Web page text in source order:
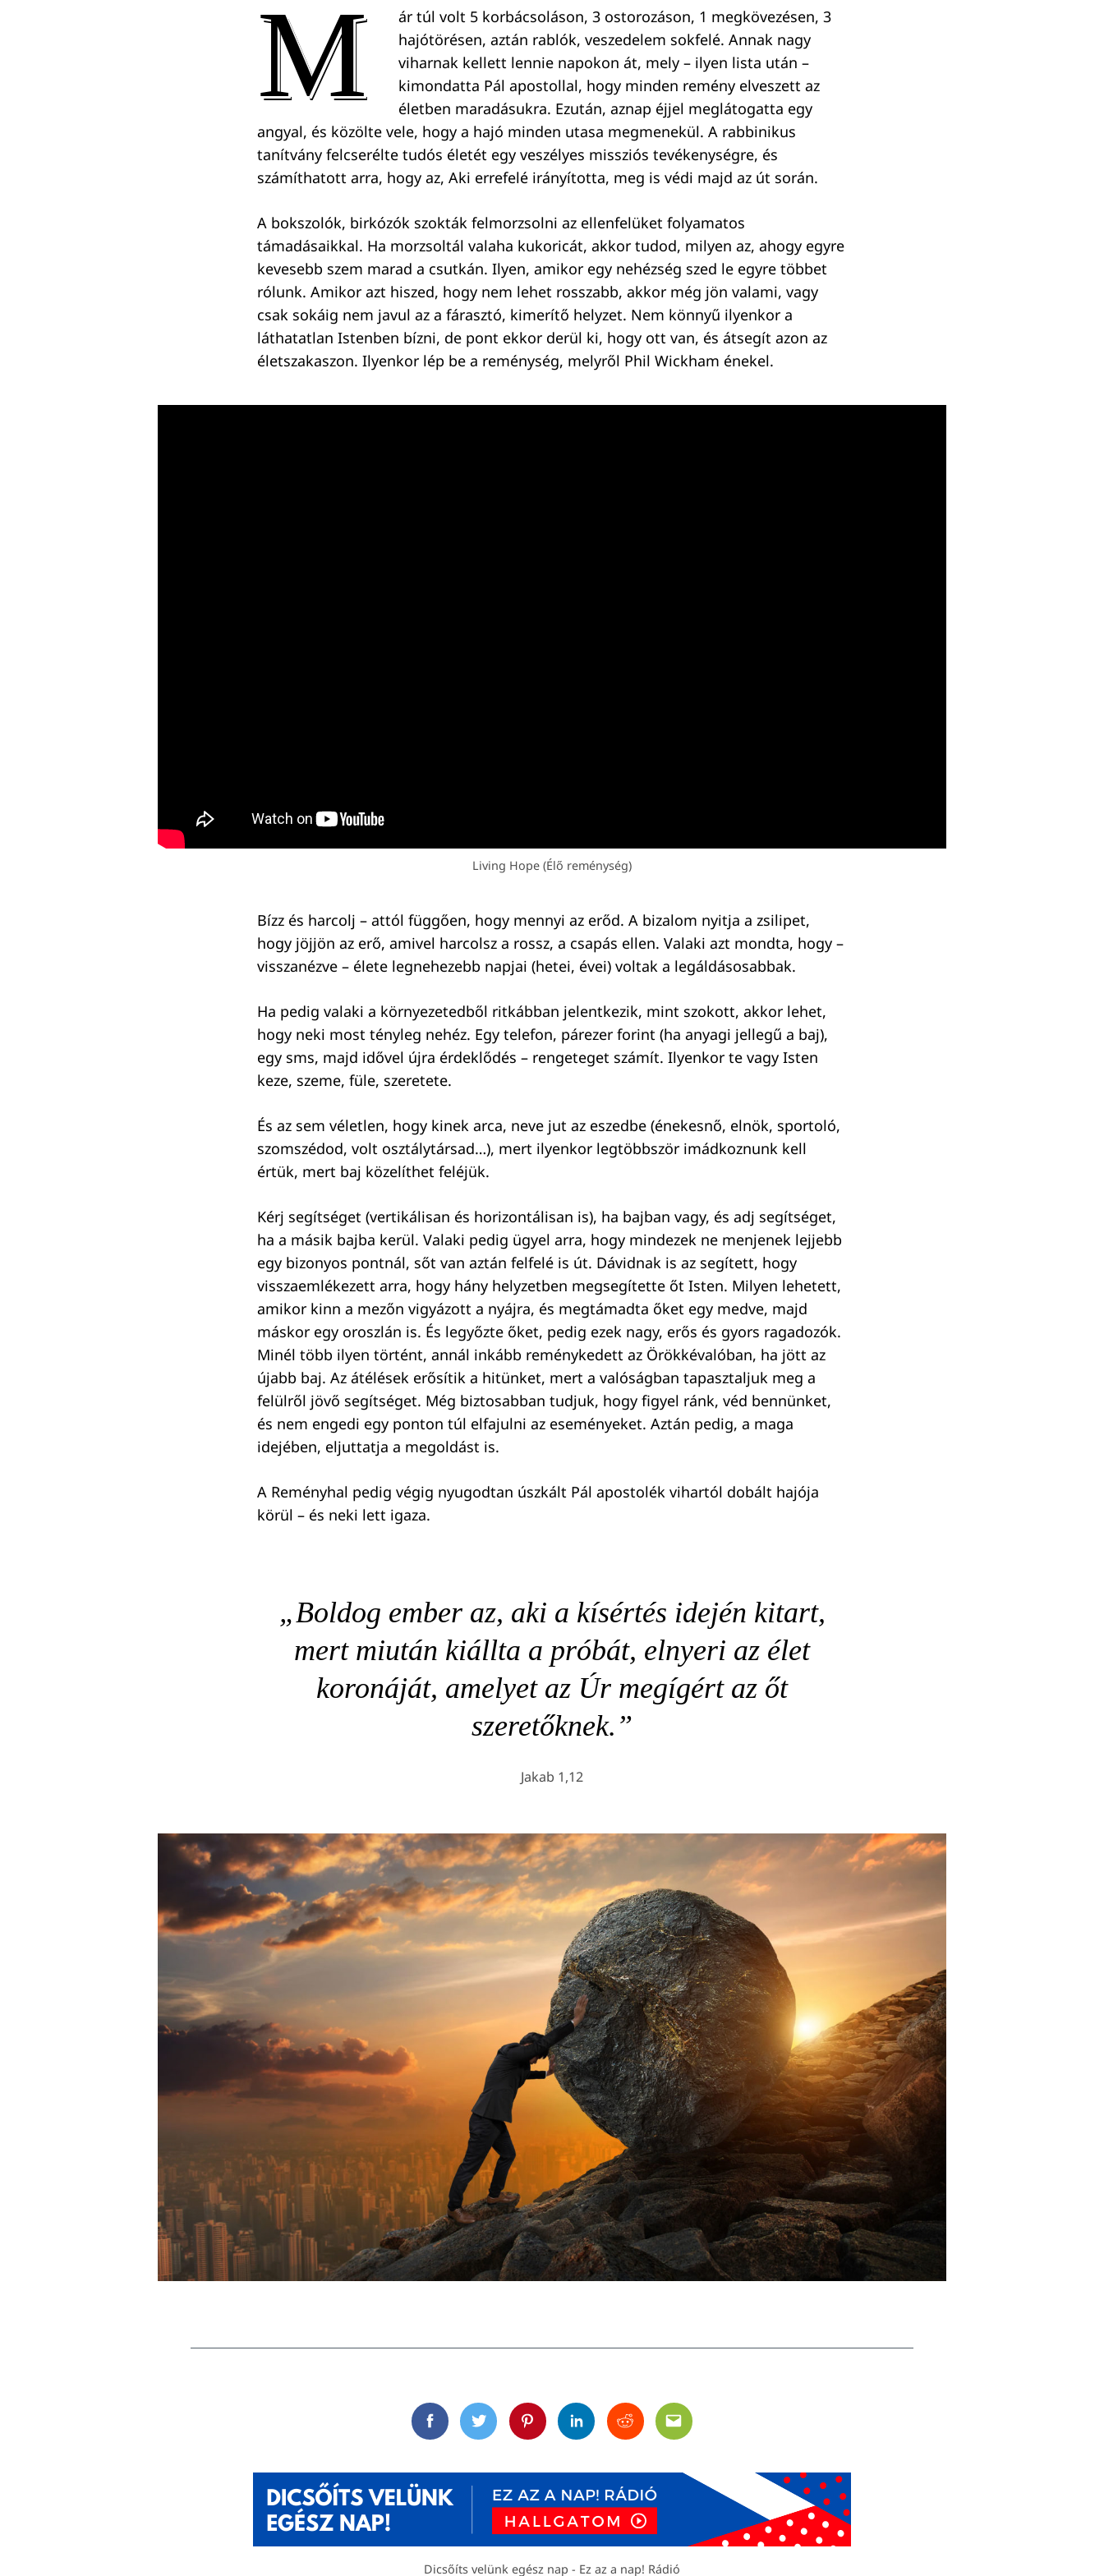
M
ár túl volt 5 korbácsoláson, 3 ostorozáson, 1 megkövezésen, 3
hajótörésen, aztán rablók, veszedelem sokfelé. Annak nagy
viharnak kellett lennie napokon át, mely – ilyen lista után –
kimondatta Pál apostollal, hogy minden remény elveszett az
életben maradásukra. Ezután, aznap éjjel meglátogatta egy
angyal, és közölte vele, hogy a hajó minden utasa megmenekül. A rabbinikus
tanítvány felcserélte tudós életét egy veszélyes missziós tevékenységre, és
számíthatott arra, hogy az, Aki errefelé irányította, meg is védi majd az út során.
A bokszolók, birkózók szokták felmorzsolni az ellenfelüket folyamatos
támadásaikkal. Ha morzsoltál valaha kukoricát, akkor tudod, milyen az, ahogy egyre
kevesebb szem marad a csutkán. Ilyen, amikor egy nehézség szed le egyre többet
rólunk. Amikor azt hiszed, hogy nem lehet rosszabb, akkor még jön valami, vagy
csak sokáig nem javul az a fárasztó, kimerítő helyzet. Nem könnyű ilyenkor a
láthatatlan Istenben bízni, de pont ekkor derül ki, hogy ott van, és átsegít azon az
életszakaszon. Ilyenkor lép be a reménység, melyről Phil Wickham énekel.
Living Hope (Élő reménység)
Bízz és harcolj – attól függően, hogy mennyi az erőd. A bizalom nyitja a zsilipet,
hogy jöjjön az erő, amivel harcolsz a rossz, a csapás ellen. Valaki azt mondta, hogy –
visszanézve – élete legnehezebb napjai (hetei, évei) voltak a legáldásosabbak.
Ha pedig valaki a környezetedből ritkábban jelentkezik, mint szokott, akkor lehet,
hogy neki most tényleg nehéz. Egy telefon, párezer forint (ha anyagi jellegű a baj),
egy sms, majd idővel újra érdeklődés – rengeteget számít. Ilyenkor te vagy Isten
keze, szeme, füle, szeretete.
És az sem véletlen, hogy kinek arca, neve jut az eszedbe (énekesnő, elnök, sportoló,
szomszédod, volt osztálytársad…), mert ilyenkor legtöbbször imádkoznunk kell
értük, mert baj közelíthet feléjük.
Kérj segítséget (vertikálisan és horizontálisan is), ha bajban vagy, és adj segítséget,
ha a másik bajba kerül. Valaki pedig ügyel arra, hogy mindezek ne menjenek lejjebb
egy bizonyos pontnál, sőt van aztán felfelé is út. Dávidnak is az segített, hogy
visszaemlékezett arra, hogy hány helyzetben megsegítette őt Isten. Milyen lehetett,
amikor kinn a mezőn vigyázott a nyájra, és megtámadta őket egy medve, majd
máskor egy oroszlán is. És legyőzte őket, pedig ezek nagy, erős és gyors ragadozók.
Minél több ilyen történt, annál inkább reménykedett az Örökkévalóban, ha jött az
újabb baj. Az átélések erősítik a hitünket, mert a valóságban tapasztaljuk meg a
felülről jövő segítséget. Még biztosabban tudjuk, hogy figyel ránk, véd bennünket,
és nem engedi egy ponton túl elfajulni az eseményeket. Aztán pedig, a maga
idejében, eljuttatja a megoldást is.
A Reményhal pedig végig nyugodtan úszkált Pál apostolék vihartól dobált hajója
körül – és neki lett igaza.
„Boldog ember az, aki a kísértés idején kitart,
mert miután kiállta a próbát, elnyeri az élet
koronáját, amelyet az Úr megígért az őt
szeretőknek.”
Jakab 1,12
FacebookTwitterPinterestLinkedinRedditEmail
Dicsőíts velünk egész nap - Ez az a nap! Rádió